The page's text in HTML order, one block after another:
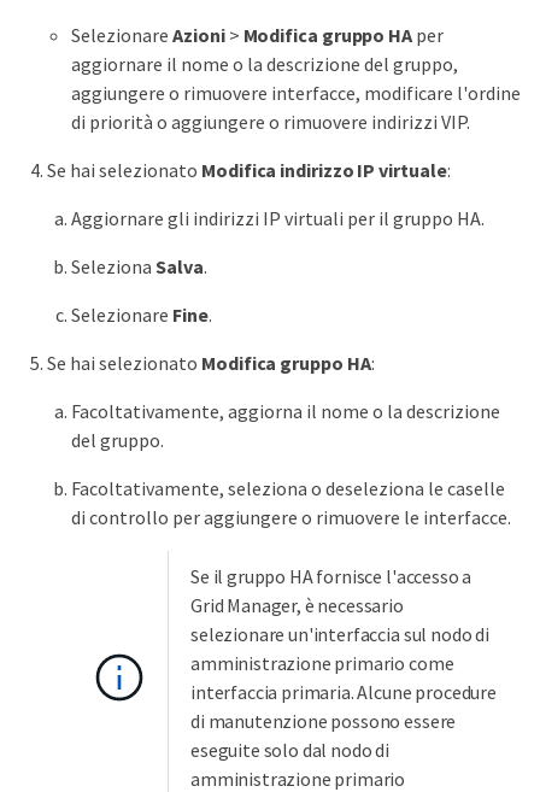
Selezionare Azioni> Modifica gruppo HA per
aggiornare il nome o la descrizione del gruppo,
aggiungere o rimuovere interfacce, modificare l'ordine
di priorità o aggiungere o rimuovere indirizzi VIP.
Se hai selezionato Modifica indirizzo IP virtuale:
Aggiornare gli indirizzi IP virtuali per il gruppo HA.
Seleziona Salva.
Selezionare Fine.
Se hai selezionato Modifica gruppo HA:
Facoltativamente, aggiorna il nome o la descrizione
del gruppo.
Facoltativamente, seleziona o deseleziona le caselle
di controllo per aggiungere o rimuovere le interfacce.
Se il gruppo HA fornisce l'accesso a
Grid Manager, è necessario
selezionare un'interfaccia sul nodo di
amministrazione primario come
interfaccia primaria. Alcune procedure
di manutenzione possono essere
eseguite solo dal nodo di
amministrazione primario